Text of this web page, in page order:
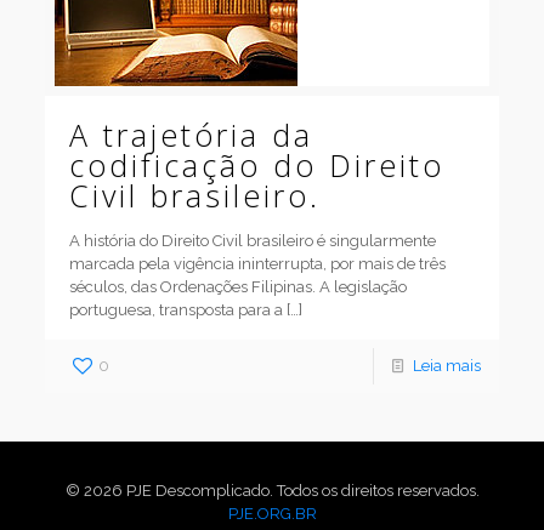
A trajetória da
codificação do Direito
Civil brasileiro.
A história do Direito Civil brasileiro é singularmente
marcada pela vigência ininterrupta, por mais de três
séculos, das Ordenações Filipinas. A legislação
portuguesa, transposta para a […]
0 Leia mais
© 2026 PJE Descomplicado. Todos os direitos reservados.
PJE.ORG.BR